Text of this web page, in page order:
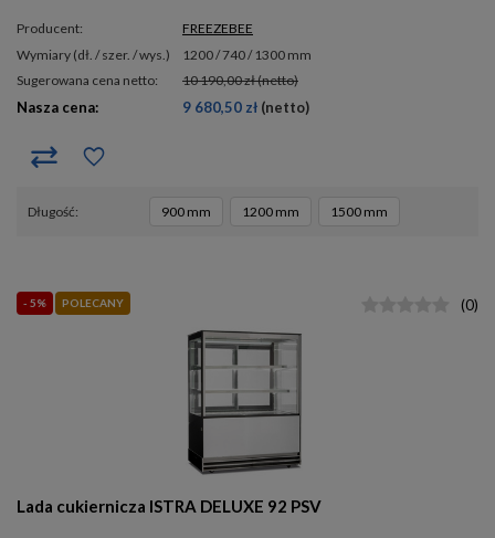
Producent:
FREEZEBEE
wymiary (dł. / szer. / wys.)
1200 / 740 / 1300 mm
Sugerowana cena netto:
10 190,00 zł(netto)
Nasza cena: 9 680,50 zł (netto)
długość 900 mm 1200 mm 1500 mm
- 5% POLECANY
Lada cukiernicza ISTRA DELUXE 92 PSV
(0)